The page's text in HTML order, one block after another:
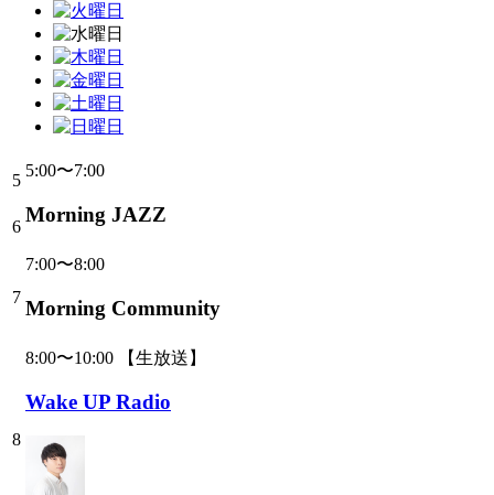
5
5:00〜7:00
Morning JAZZ
6
7
7:00〜8:00
Morning Community
8
8:00〜10:00 【生放送】
Wake UP Radio